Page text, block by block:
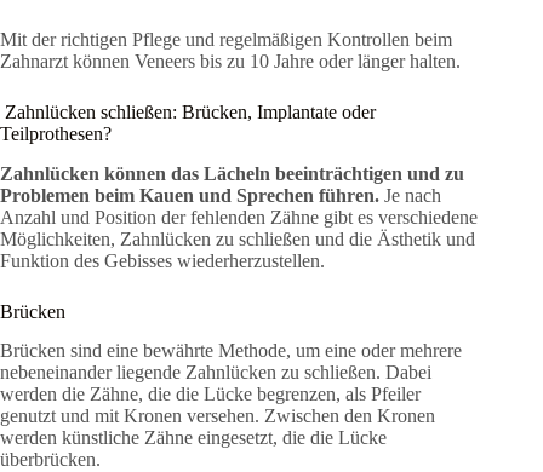
Mit der richtigen Pflege und regelmäßigen Kontrollen beim
Zahnarzt können Veneers bis zu 10 Jahre oder länger halten.
Zahnlücken schließen: Brücken, Implantate oder
Teilprothesen?
Zahnlücken können das Lächeln beeinträchtigen und zu
Problemen beim Kauen und Sprechen führen. Je nach
Anzahl und Position der fehlenden Zähne gibt es verschiedene
Möglichkeiten, Zahnlücken zu schließen und die Ästhetik und
Funktion des Gebisses wiederherzustellen.
Brücken
Brücken sind eine bewährte Methode, um eine oder mehrere
nebeneinander liegende Zahnlücken zu schließen. Dabei
werden die Zähne, die die Lücke begrenzen, als Pfeiler
genutzt und mit Kronen versehen. Zwischen den Kronen
werden künstliche Zähne eingesetzt, die die Lücke
überbrücken.